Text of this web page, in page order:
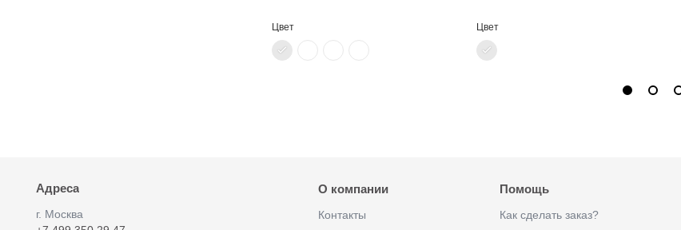
Цвет Цвет
Адреса
г. Москва
О компании
Контакты
Помощь
Как сделать заказ?